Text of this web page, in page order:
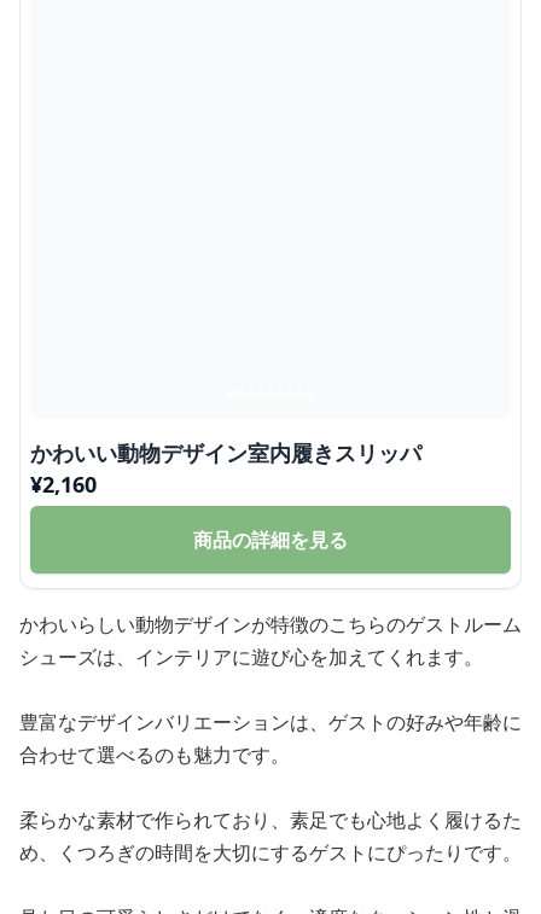
かわいい動物デザイン室内履きスリッパ
¥2,160
商品の詳細を見る
かわいらしい動物デザインが特徴のこちらのゲストルーム
シューズは、インテリアに遊び心を加えてくれます。
豊富なデザインバリエーションは、ゲストの好みや年齢に
合わせて選べるのも魅力です。
柔らかな素材で作られており、素足でも心地よく履けるた
め、くつろぎの時間を大切にするゲストにぴったりです。